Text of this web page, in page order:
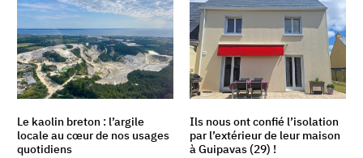
Le kaolin breton : l’argile
locale au cœur de nos usages
quotidiens
Ils nous ont confié l’isolation
par l’extérieur de leur maison
à Guipavas (29) !